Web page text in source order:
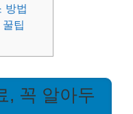
방법
팁
, 꼭 알아두